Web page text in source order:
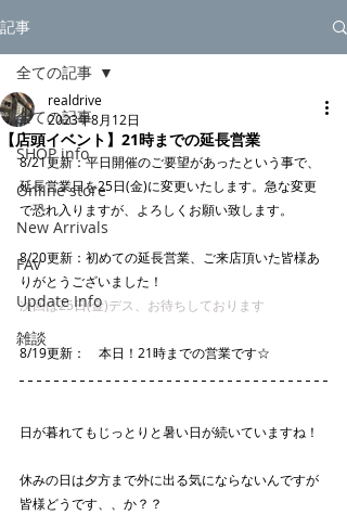
記事
全ての記事
SHOP info
Online store
New Arrivals
FAV
Update Info
雑談
全ての記事
【店頭イベント】21時までの延長営業
realdrive
2023年8月12日
8/21更新：平日開催のご要望があったという事で、
延長営業日を25日(金)に変更いたします。急な変更
で恐れ入りますが、よろしくお願い致します。
8/20更新：初めての延長営業、ご来店頂いた皆様あ
りがとうございました！
次回は25日(金)デス、お待ちしております
8/19更新：　本日！21時までの営業です☆
日が暮れてもじっとりと暑い日が続いていますね！
休みの日は夕方まで外に出る気にならないんですが
皆様どうです、、か？？